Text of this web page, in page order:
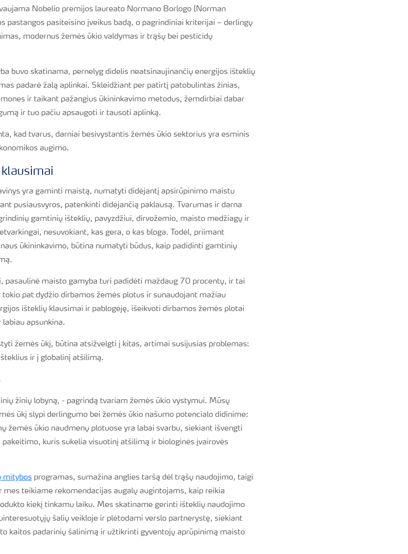
Nobelio premijos laureato Normano Borlogo (Norman
pastangos pasiteisino įveikus badą, o pagrindiniai kriterijai – derlingų
modernus žemės ūkio valdymas ir trąšų bei pesticidų
buvo skatinama, pernelyg didelis neatsinaujinančių energijos išteklių
padarė žalą aplinkai. Skleidžiant per patirtį patobulintas žinias,
ir taikant pažangius ūkininkavimo metodus, žemdirbiai dabar
ir tuo pačiu apsaugoti ir tausoti aplinką.
kad tvarus, darniai besivystantis žemės ūkio sektorius yra esminis
augimo.
klausimai
yra gaminti maistą, numatyti didėjantį apsirūpinimo maistu
pusiausvyros, patenkinti didėjančią paklausą. Tvarumas ir darna
gamtinių išteklių, pavyzdžiui, dirvožemio, maisto medžiagų ir
nesuvokiant, kas gera, o kas bloga. Todėl, priimant
ūkininkavimo, būtina numatyti būdus, kaip padidinti gamtinių
pasaulinė maisto gamyba turi padidėti maždaug 70 procentų, ir tai
pat dydžio dirbamos žemės plotus ir sunaudojant mažiau
išteklių klausimai ir pablogėję, išeikvoti dirbamos žemės plotai
apsunkina.
žemės ūkį, būtina atsižvelgti į kitas, artimai susijusias problemas:
ir į globalinį atšilimą.
žinių lobyną, - pagrindą tvariam žemės ūkio vystymui. Mūsų
ūkį slypi derlingumo bei žemės ūkio našumo potencialo didinime:
žemės ūkio naudmenų plotuose yra labai svarbu, siekiant išvengti
kuris sukelia visuotinį atšilimą ir biologinės įvairovės
mitybos programas, sumažina anglies taršą dėl trąšų naudojimo, taigi
mes teikiame rekomendacijas augalų augintojams, kaip reikia
kiekį tinkamu laiku. Mes skatiname gerinti išteklių naudojimo
šalių veikloje ir plėtodami verslo partnerystę, siekiant
kaitos padarinių šalinimą ir užtikrinti gyventojų aprūpinimą maisto